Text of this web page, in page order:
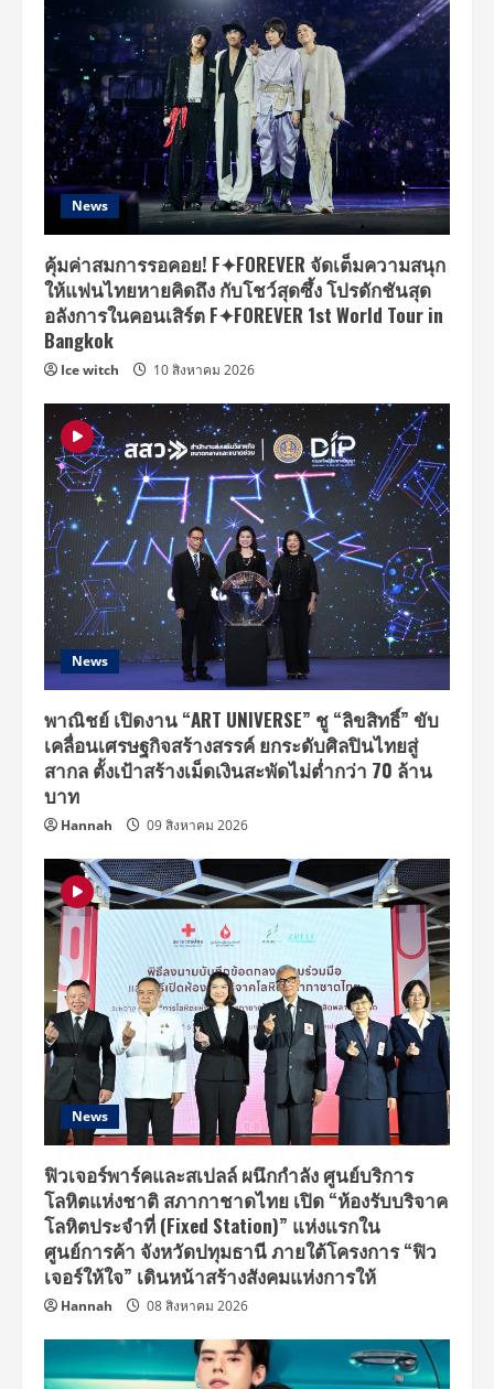
รัก
ใน
งาน
แถลง
ข่าว
ณ
ห้อง
ดุ
สิต
ธานี
ฮอลล์
โรงแรม
ดุสิต
ธานี
News
คุ้มค่าสมการรอคอย! F✦FOREVER จัดเต็มความสนุก
ให้แฟนไทยหายคิดถึง กับโชว์สุดซึ้ง โปรดักชันสุด
อลังการในคอนเสิร์ต F✦FOREVER 1st World Tour in
Bangkok
Ice witch 10 สิงหาคม 2026
News
พาณิชย์ เปิดงาน “ART UNIVERSE” ชู “ลิขสิทธิ์” ขับ
เคลื่อนเศรษฐกิจสร้างสรรค์ ยกระดับศิลปินไทยสู่
สากล ตั้งเป้าสร้างเม็ดเงินสะพัดไม่ต่ำกว่า 70 ล้าน
บาท
Hannah 09 สิงหาคม 2026
News
ฟิวเจอร์พาร์คและสเปลล์ ผนึกกำลัง ศูนย์บริการ
โลหิตแห่งชาติ สภากาชาดไทย เปิด “ห้องรับบริจาค
โลหิตประจำที่ (Fixed Station)” แห่งแรกใน
ศูนย์การค้า จังหวัดปทุมธานี ภายใต้โครงการ “ฟิว
เจอร์ให้ใจ” เดินหน้าสร้างสังคมแห่งการให้
Hannah 08 สิงหาคม 2026